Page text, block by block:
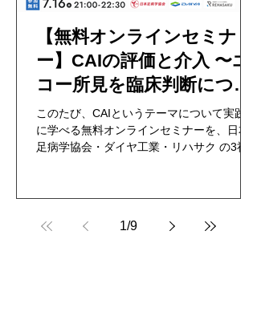
【無料オンラインセミナ
ー】CAIの評価と介入 〜エ
コー所見を臨床判断につな
げる実践法〜
このたび、CAIというテーマについて実践的
に学べる無料オンラインセミナーを、日本
足病学協会・ダイヤ工業・リハサク の3社共
みをいただいております。 お申し込みはこ
容 日時 2026年7月16日（木）21:00〜22:30
1/9